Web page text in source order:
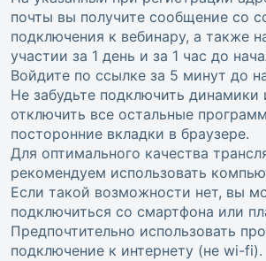
почты вы получите сообщение со
подключения к вебинару, а также
участии за 1 день и за 1 час до
Войдите по ссылке за 5 минут до
Не забудьте подключить динамики
отключить все остальные
посторонние вкладки в браузере.
Для оптимального качества
рекомендуем использовать
Если такой возможности нет, вы
подключиться со смартфона или
Предпочтительно использовать
подключение к интернету (не wi-fi).